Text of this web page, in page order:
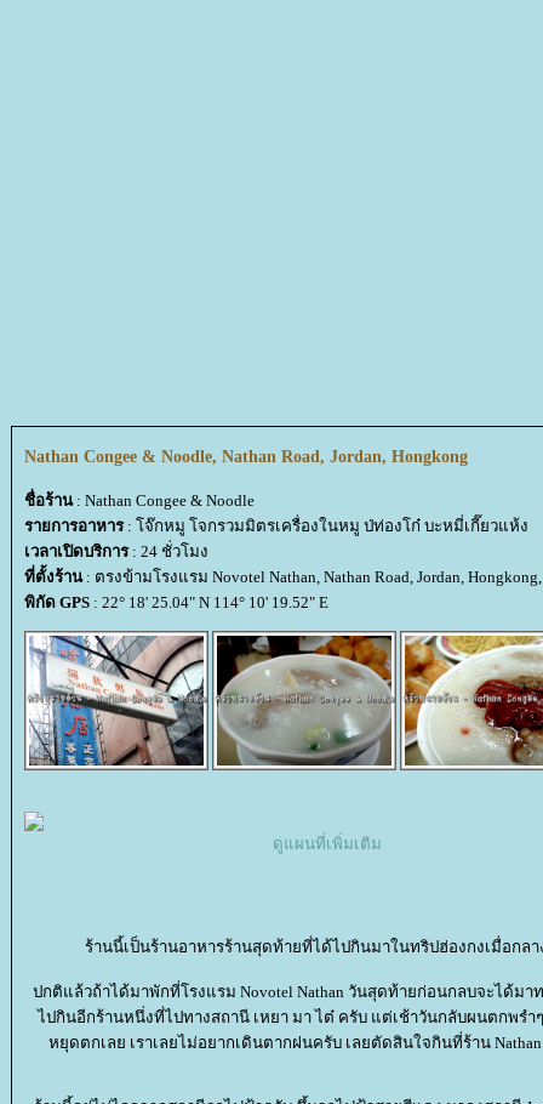
Nathan Congee & Noodle, Nathan Road, Jordan, Hongkong
ชื่อร้าน: Nathan Congee & Noodle
รายการอาหาร: โจ๊กหมู โจกรวมมิตรเครื่องในหมู ป่ท่องโก๋ บะหมี่เกี๊ยวแห้ง
เวลาเปิดบริการ: 24 ชั่วโมง
ที่ตั้งร้าน: ตรงข้ามโรงแรม Novotel Nathan, Nathan Road, Jordan,
พิกัด GPS : 22° 18' 25.04" N 114° 10' 19.52" E
ดูแผนที่เพิ่มเติม
ร้านนี้เป็นร้านอาหารร้านสุดท้ายที่ได้ไปกินมาในทริปฮ่องกงเมื่อกล
ปกติแล้วถ้าได้มาพักที่โรงแรม Novotel Nathan วันสุดท้ายก่อนกลบจะได้ม
ไปกินอีกร้านหนึ่งที่ไปทางสถานี เหยา มา ไต๋ ครับ แต่เช้าวันกลับผนตกพร
หยุดตกเลย เราเลยไม่อยากเดินตากฝนครับ เลยตัดสินใจกินที่ร้าน